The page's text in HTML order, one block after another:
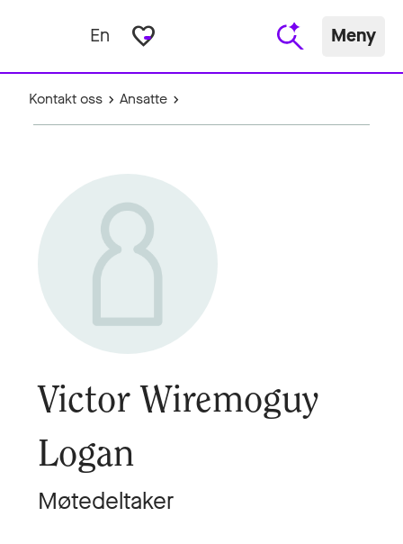
En favorite_border Meny
Kontakt oss Ansatte
Victor Wiremoguy
Logan
Møtedeltaker